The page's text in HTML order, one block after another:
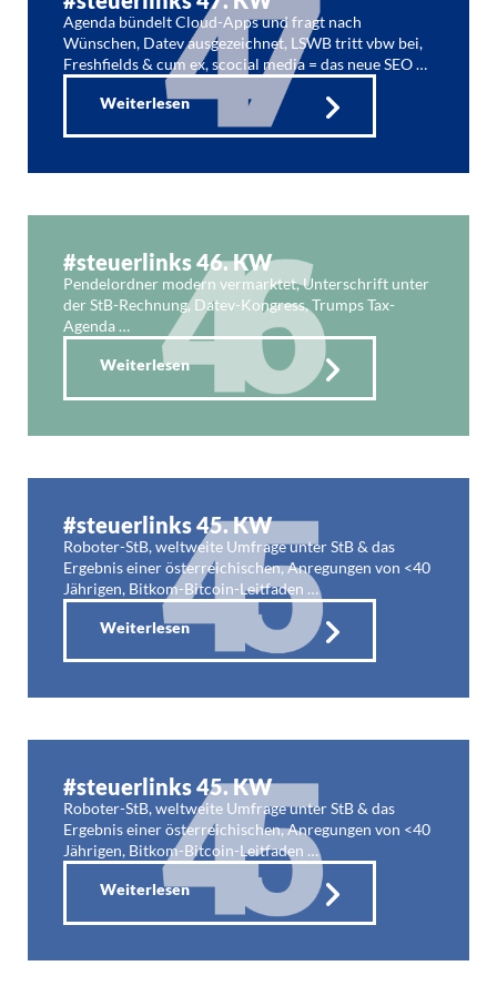
Agenda bündelt Cloud-Apps und fragt nach
Wünschen, Datev ausgezeichnet, LSWB tritt vbw bei,
Freshfields & cum ex, scocial media = das neue SEO …
Weiterlesen
#steuerlinks 46. KW
Pendelordner modern vermarktet, Unterschrift unter
der StB-Rechnung, Datev-Kongress, Trumps Tax-
Agenda …
Weiterlesen
#steuerlinks 45. KW
Roboter-StB, weltweite Umfrage unter StB & das
Ergebnis einer österreichischen, Anregungen von <40
Jährigen, Bitkom-Bitcoin-Leitfaden …
Weiterlesen
#steuerlinks 45. KW
Roboter-StB, weltweite Umfrage unter StB & das
Ergebnis einer österreichischen, Anregungen von <40
Jährigen, Bitkom-Bitcoin-Leitfaden …
Weiterlesen